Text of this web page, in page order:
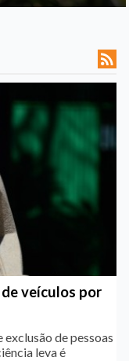

veículos por
de pessoas
leva é